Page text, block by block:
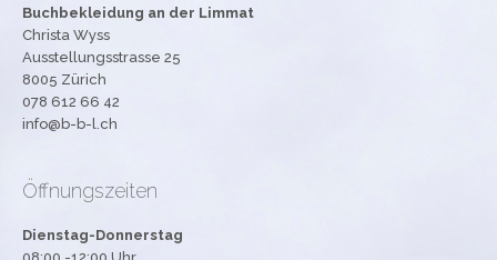
Buchbekleidung an der Limmat
Christa Wyss
Ausstellungsstrasse 25
8005 Zürich
078 612 66 42
info@b-b-l.ch
Öffnungszeiten
Dienstag-Donnerstag